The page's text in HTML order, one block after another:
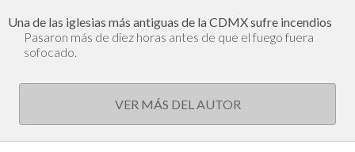
Una de las iglesias más antiguas de la CDMX sufre incendios
Pasaron más de diez horas antes de que el fuego fuera
sofocado.
VER MÁS DEL AUTOR